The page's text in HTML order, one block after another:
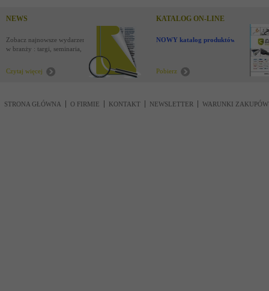
NEWS
Zobacz najnowsze wydarzenia
w branży : targi, seminaria,
Czytaj więcej
KATALOG ON-LINE
NOWY katalog produktów !
Pobierz
STRONA GŁÓWNA O FIRMIE KONTAKT NEWSLETTER WARUNKI ZAKUPÓW